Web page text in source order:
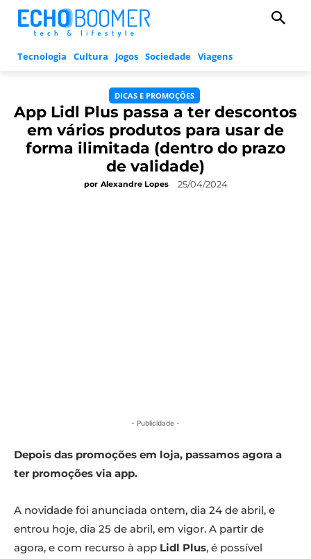
Tecnologia Cultura Jogos Sociedade Viagens
DICAS E PROMOÇÕES
App Lidl Plus passa a ter descontos
em vários produtos para usar de
forma ilimitada (dentro do prazo
de validade)
por Alexandre Lopes 25/04/2024
- Publicidade -
Depois das promoções em loja, passamos agora a
ter promoções via app.
A novidade foi anunciada ontem, dia 24 de abril, e
entrou hoje, dia 25 de abril, em vigor. A partir de
agora, e com recurso à app Lidl Plus, é possível